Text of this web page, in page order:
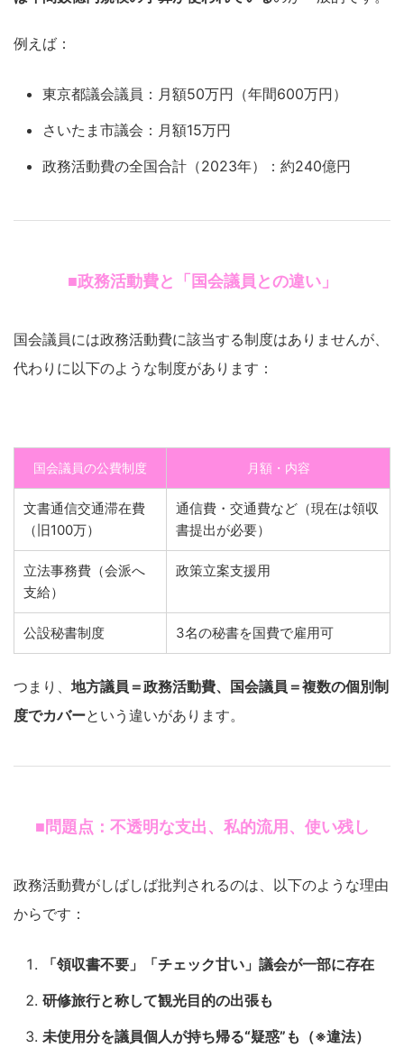
例えば：
東京都議会議員：月額50万円（年間600万円）
さいたま市議会：月額15万円
政務活動費の全国合計（2023年）：約240億円
■政務活動費と「国会議員との違い」
国会議員には政務活動費に該当する制度はありませんが、
代わりに以下のような制度があります：
国会議員の公費制度 月額・内容
文書通信交通滞在費
（旧100万）
通信費・交通費など（現在は領収
書提出が必要）
立法事務費（会派へ
支給）
政策立案支援用
公設秘書制度 3名の秘書を国費で雇用可
つまり、 地方議員＝政務活動費、国会議員＝複数の個別制
度でカバーという違いがあります。
■問題点：不透明な支出、私的流用、使い残し
政務活動費がしばしば批判されるのは、以下のような理由
からです：
「領収書不要」「チェック甘い」議会が一部に存在
研修旅行と称して観光目的の出張も
未使用分を議員個人が持ち帰る“疑惑”も（※違法）